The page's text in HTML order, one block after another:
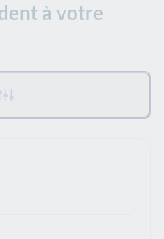
à votre